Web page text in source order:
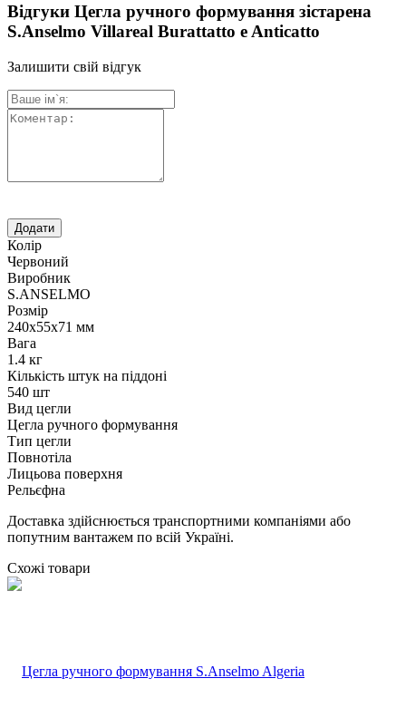
Відгуки Цегла ручного формування зістарена
S.Anselmo Villareal Burattatto e Anticatto
Залишити свій відгук
Колір
Червоний
Виробник
S.ANSELMO
Розмір
240х55х71 мм
Вага
1.4 кг
Кількість штук на піддоні
540 шт
Вид цегли
Цегла ручного формування
Тип цегли
Повнотіла
Лицьова поверхня
Рельєфна
Доставка здійснюється транспортними компаніями або
попутним вантажем по всій Україні.
Схожі товари